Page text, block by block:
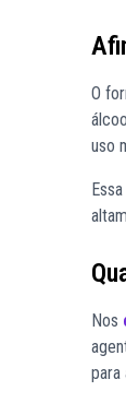
O
uso
Nos
para